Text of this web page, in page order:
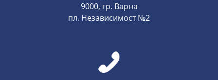
9000, гр. Варна
пл. Независимост №2